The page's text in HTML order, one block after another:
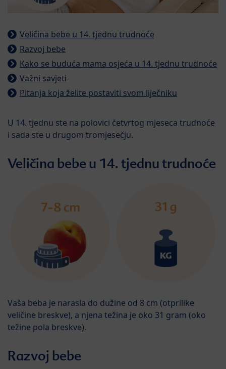
Veličina bebe u 14. tjednu trudnoće
Razvoj bebe
Kako se buduća mama osjeća u 14. tjednu trudnoće
Važni savjeti
Pitanja koja želite postaviti svom liječniku
U 14. tjednu ste na polovici četvrtog mjeseca trudnoće
i sada ste u drugom tromjesečju.
Veličina bebe u 14. tjednu trudnoće
Vaša beba je narasla do dužine od 8 cm (otprilike
veličine breskve), a njena težina je oko 31 gram (oko
težine pola breskve).
Razvoj bebe